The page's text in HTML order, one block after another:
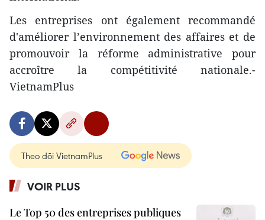
Les entreprises ont également recommandé
d'améliorer l’environnement des affaires et de
promouvoir la réforme administrative pour
accroître la compétitivité nationale.-
VietnamPlus
Theo dõi VietnamPlus
VOIR PLUS
Le Top 50 des entreprises publiques